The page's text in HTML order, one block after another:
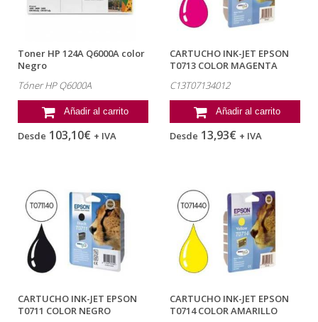
Toner HP 124A Q6000A color
Negro
Tóner HP Q6000A
Añadir al carrito
Desde 103,10€ + IVA
CARTUCHO INK-JET EPSON
T0713 COLOR MAGENTA
C13T07134012
Añadir al carrito
Desde 13,93€ + IVA
CARTUCHO INK-JET EPSON
T0711 COLOR NEGRO
CARTUCHO INK-JET EPSON
T0714 COLOR AMARILLO